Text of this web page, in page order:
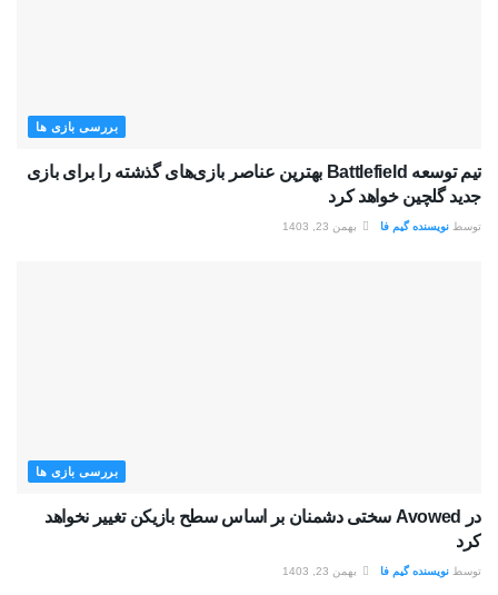
بررسی بازی ها
تیم توسعه Battlefield بهترین عناصر بازی‌های گذشته را برای بازی
جدید گلچین خواهد کرد
توسط نویسنده گیم فا بهمن 23, 1403
بررسی بازی ها
در Avowed سختی دشمنان بر اساس سطح بازیکن تغییر نخواهد
کرد
توسط نویسنده گیم فا بهمن 23, 1403